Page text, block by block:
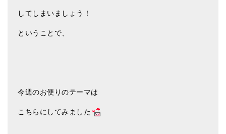
ギフトラッピング
シンギングボウル講座
中級講座
上級講座
してしまいましょう！
ということで、
今週のお便りのテーマは
こちらにしてみました